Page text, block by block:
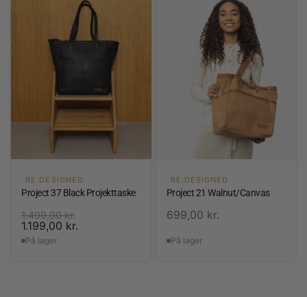
RE:DESIGNED
Project 37 Black Projekttaske
1.499,00kr.
1.199,00 kr.
På lager
RE:DESIGNED
Project 21 Walnut/Canvas
699,00 kr.
På lager